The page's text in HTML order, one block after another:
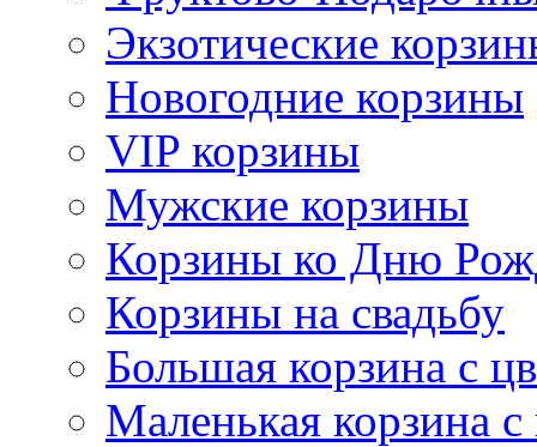
Экзотические
Новогодние корзины
VIP корзины
Мужские корзины
Корзины ко Дню
Корзины на свадьбу
Большая корзина с
Маленькая корзина